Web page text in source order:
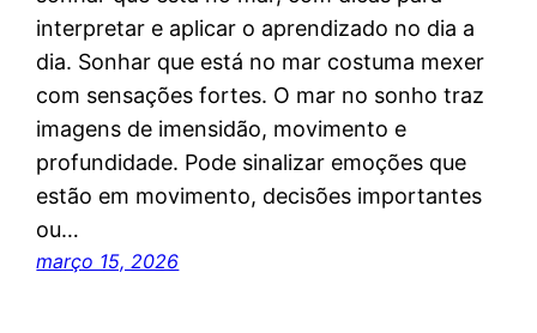
interpretar e aplicar o aprendizado no dia a
dia. Sonhar que está no mar costuma mexer
com sensações fortes. O mar no sonho traz
imagens de imensidão, movimento e
profundidade. Pode sinalizar emoções que
estão em movimento, decisões importantes
ou…
março 15, 2026